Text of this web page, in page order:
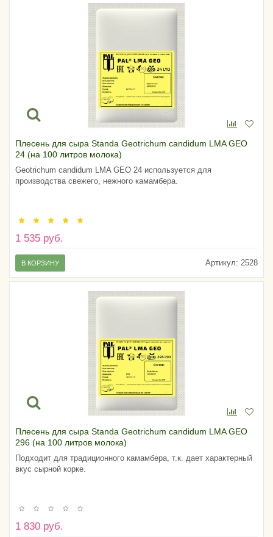
Плесень для сыра Standa Geotrichum candidum LMA GEO
24 (на 100 литров молока)
Geotrichum candidum LMA GEO 24 используется для
производства свежего, нежного камамбера.
1 535 руб.
Артикул: 2528
В КОРЗИНУ
Плесень для сыра Standa Geotrichum candidum LMA GEO
296 (на 100 литров молока)
Подходит для традиционного камамбера, т.к. дает характерный
вкус сырной корке.
1 830 руб.